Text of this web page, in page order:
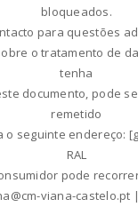
bloqueados.
para questões
o tratamento de
tenha
documento, pode
remetido
o seguinte endereço:
RAL
pode
viana-castelo.pt